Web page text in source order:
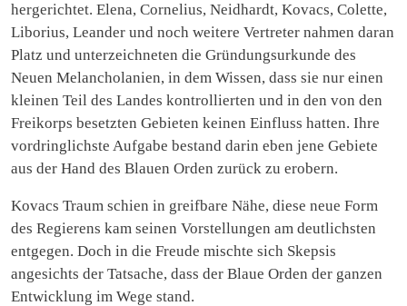
hergerichtet. Elena, Cornelius, Neidhardt, Kovacs, Colette,
Liborius, Leander und noch weitere Vertreter nahmen daran
Platz und unterzeichneten die Gründungsurkunde des
Neuen Melancholanien, in dem Wissen, dass sie nur einen
kleinen Teil des Landes kontrollierten und in den von den
Freikorps besetzten Gebieten keinen Einfluss hatten. Ihre
vordringlichste Aufgabe bestand darin eben jene Gebiete
aus der Hand des Blauen Orden zurück zu erobern.
Kovacs Traum schien in greifbare Nähe, diese neue Form
des Regierens kam seinen Vorstellungen am deutlichsten
entgegen. Doch in die Freude mischte sich Skepsis
angesichts der Tatsache, dass der Blaue Orden der ganzen
Entwicklung im Wege stand.